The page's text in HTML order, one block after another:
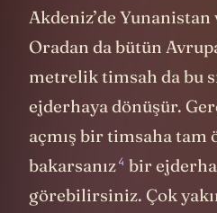
Akdeniz’de Yunanistan
Oradan da bütün
metrelik timsah da bu
ejderhaya dönüşür.
açmış bir timsaha tam
bakarsanız4 bir
görebilirsiniz. Çok